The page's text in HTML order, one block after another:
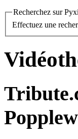
Recherchez sur
Effectuez une